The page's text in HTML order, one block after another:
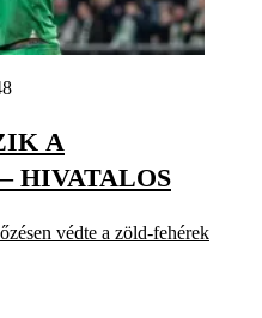
A
HIVATALOS
védte a zöld-fehérek